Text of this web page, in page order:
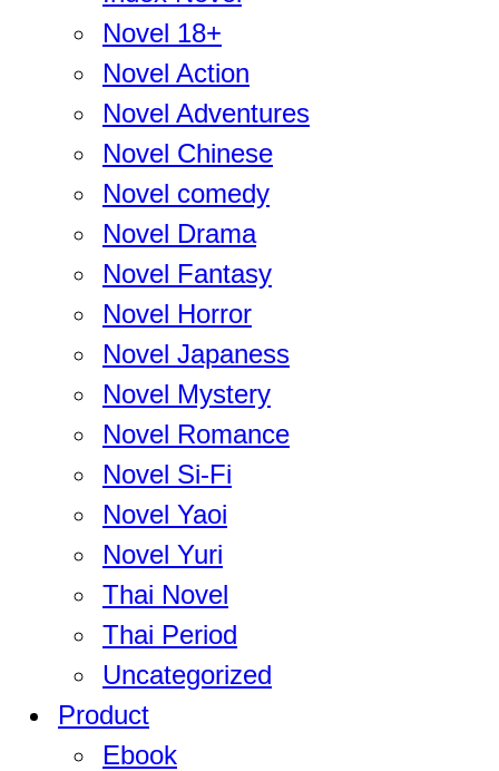
Novel 18+
Novel Action
Novel Adventures
Novel Chinese
Novel comedy
Novel Drama
Novel Fantasy
Novel Horror
Novel Japaness
Novel Mystery
Novel Romance
Novel Si-Fi
Novel Yaoi
Novel Yuri
Thai Novel
Thai Period
Uncategorized
Product
Ebook